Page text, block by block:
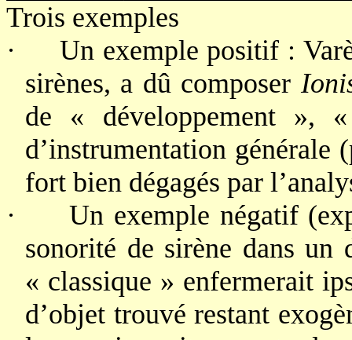
Trois exemples
·
Un exemple positif :
sirènes, a dû composer
de « développement »,
d’instrumentation
fort bien dégagés par
·
Un exemple négatif
sonorité de sirène dans un
« classique » enfermerait
d’objet trouvé restant